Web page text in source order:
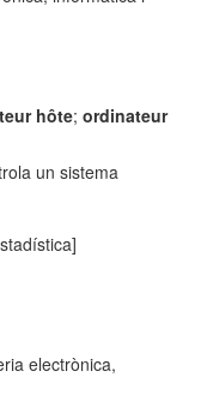
hôte;ordinateur
un sistema
electrònica,